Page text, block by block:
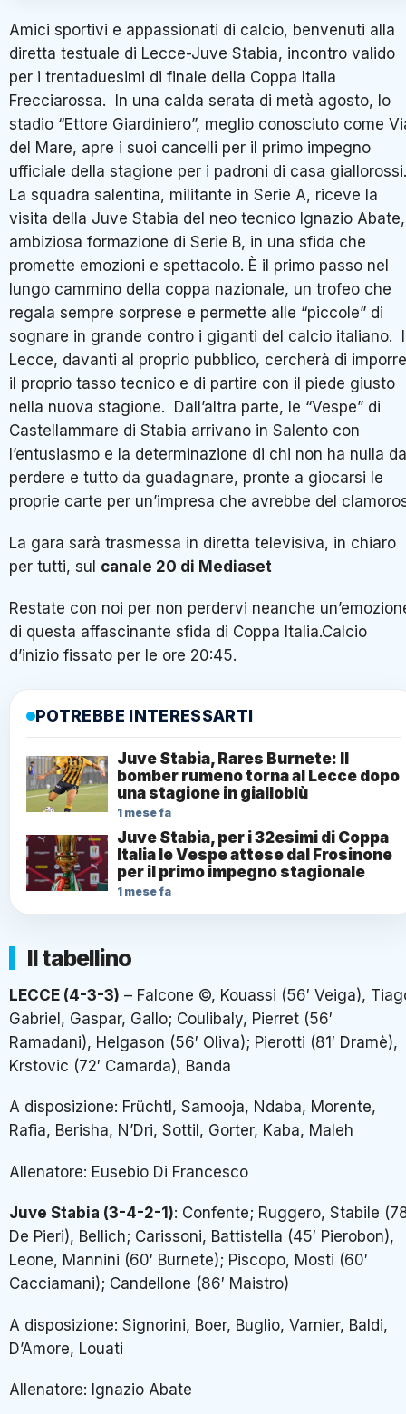
Amici sportivi e appassionati di calcio, benvenuti alla
diretta testuale di Lecce-Juve Stabia, incontro valido
per i trentaduesimi di finale della Coppa Italia
Frecciarossa. In una calda serata di metà agosto, lo
stadio “Ettore Giardiniero”, meglio conosciuto come
del Mare, apre i suoi cancelli per il primo impegno
ufficiale della stagione per i padroni di casa
La squadra salentina, militante in Serie A, riceve la
visita della Juve Stabia del neo tecnico Ignazio Abate,
ambiziosa formazione di Serie B, in una sfida che
promette emozioni e spettacolo. È il primo passo nel
lungo cammino della coppa nazionale, un trofeo che
regala sempre sorprese e permette alle “piccole” di
sognare in grande contro i giganti del calcio italiano.
Lecce, davanti al proprio pubblico, cercherà di imporre
il proprio tasso tecnico e di partire con il piede giusto
nella nuova stagione. Dall’altra parte, le “Vespe” di
Castellammare di Stabia arrivano in Salento con
l’entusiasmo e la determinazione di chi non ha nulla da
perdere e tutto da guadagnare, pronte a giocarsi le
proprie carte per un’impresa che avrebbe del
La gara sarà trasmessa in diretta televisiva, in chiaro
per tutti, sul canale 20 di Mediaset
Restate con noi per non perdervi neanche
di questa affascinante sfida di Coppa Italia.Calcio
d’inizio fissato per le ore 20:45.
POTREBBE INTERESSARTI
Juve Stabia, Rares Burnete: Il
bomber rumeno torna al Lecce dopo
una stagione in gialloblù
1 mese fa
Juve Stabia, per i 32esimi di Coppa
Italia le Vespe attese dal Frosinone
per il primo impegno stagionale
1 mese fa
Il tabellino
LECCE (4-3-3) – Falcone ©, Kouassi (56′ Veiga),
Gabriel, Gaspar, Gallo; Coulibaly, Pierret (56′
Ramadani), Helgason (56′ Oliva); Pierotti (81′ Dramè),
Krstovic (72′ Camarda), Banda
A disposizione: Früchtl, Samooja, Ndaba, Morente,
Rafia, Berisha, N’Dri, Sottil, Gorter, Kaba, Maleh
Allenatore: Eusebio Di Francesco
Juve Stabia (3-4-2-1): Confente; Ruggero, Stabile
De Pieri), Bellich; Carissoni, Battistella (45′ Pierobon),
Leone, Mannini (60′ Burnete); Piscopo, Mosti (60′
Cacciamani); Candellone (86′ Maistro)
A disposizione: Signorini, Boer, Buglio, Varnier, Baldi,
D’Amore, Louati
Allenatore: Ignazio Abate